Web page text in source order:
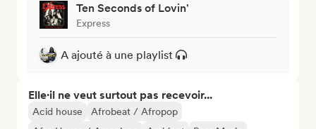
Ten Seconds of Lovin'
Express
A ajouté à une playlist
Elle·il ne veut surtout pas recevoir...
Acid house
Afrobeat / Afropop